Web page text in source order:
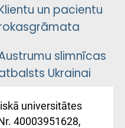
un pacientu
slimnīcas
Ukrainai
Східної
та співпраця з
universitātes
40003951628,